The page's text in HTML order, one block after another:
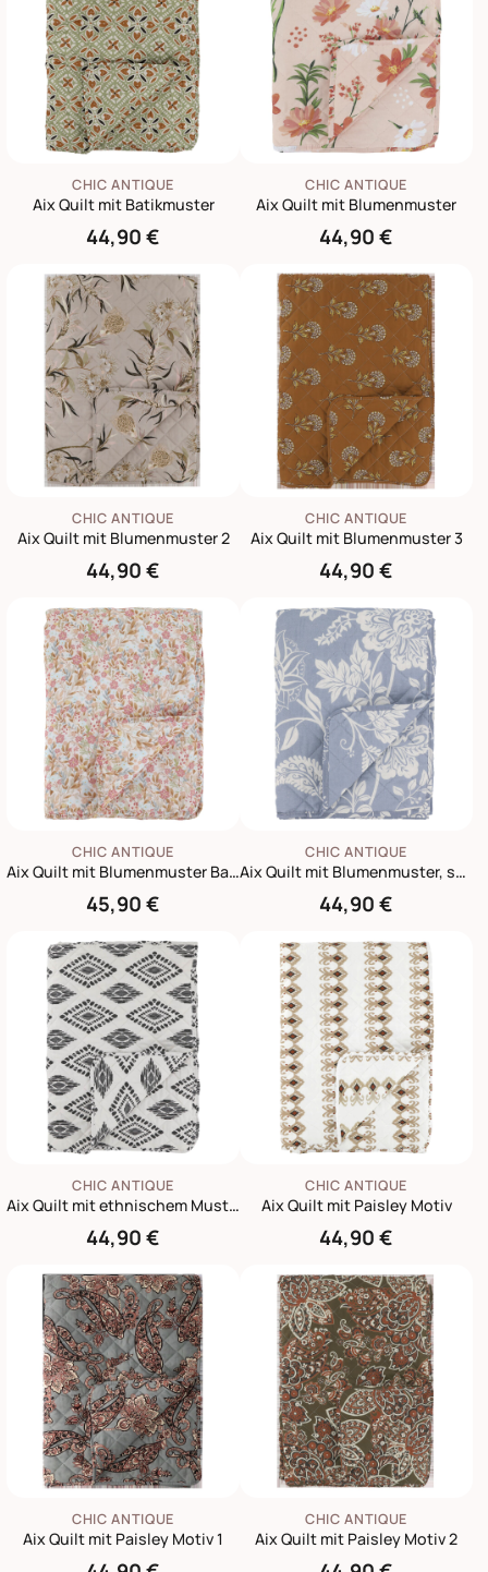
CHIC ANTIQUE
Aix Quilt mit Batikmuster
44,90 €
CHIC ANTIQUE
Aix Quilt mit Blumenmuster
44,90 €
CHIC ANTIQUE
Aix Quilt mit Blumenmuster 2
44,90 €
CHIC ANTIQUE
Aix Quilt mit Blumenmuster 3
44,90 €
CHIC ANTIQUE
Aix Quilt mit Blumenmuster Baumwolle
45,90 €
CHIC ANTIQUE
Aix Quilt mit Blumenmuster, sky blue
44,90 €
CHIC ANTIQUE
Aix Quilt mit ethnischem Muster
44,90 €
CHIC ANTIQUE
Aix Quilt mit Paisley Motiv
44,90 €
CHIC ANTIQUE
Aix Quilt mit Paisley Motiv 1
CHIC ANTIQUE
Aix Quilt mit Paisley Motiv 2